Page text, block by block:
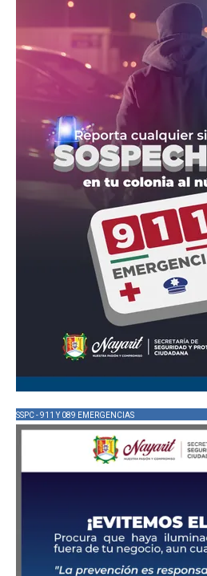
SSPC - 911 Y 089 EMERGENCIAS